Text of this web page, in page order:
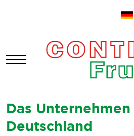
Mobile Menu Toggle
Das
Deutschland